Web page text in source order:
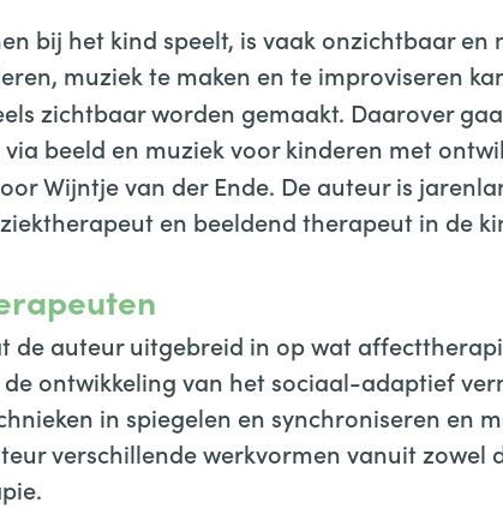
bij het kind speelt, is vaak onzichtbaar
muziek te maken en te improviseren
zichtbaar worden gemaakt. Daarover
beeld en muziek voor kinderen met
Wijntje van der Ende. De auteur is
en beeldend therapeut in de
de auteur uitgebreid in op wat
ontwikkeling van het sociaal-adaptief
in spiegelen en synchroniseren en
verschillende werkvormen vanuit zowel